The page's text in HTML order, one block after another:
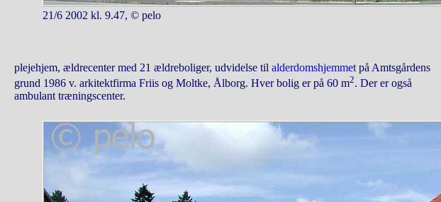
21/6 2002 kl. 9.47, © pelo
plejehjem, ældrecenter med 21 ældreboliger, udvidelse til alderdomshjemmet på Amtsgårdens
grund 1986 v. arkitektfirma Friis og Moltke, Ålborg. Hver bolig er på 60 m2. Der er også
ambulant træningscenter.